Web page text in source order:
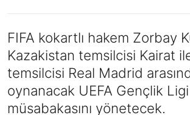
FIFA kokartlı hakem Zorbay
Kazakistan temsilcisi Kairat
temsilcisi Real Madrid
oynanacak UEFA Gençlik Ligi
müsabakasını yönetecek.